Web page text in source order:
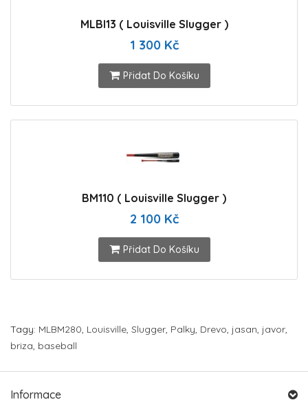
MLBI13 ( Louisville Slugger )
1 300 Kč
Přidat Do Košíku
BM110 ( Louisville Slugger )
2 100 Kč
Přidat Do Košíku
Tagy: MLBM280, Louisville, Slugger, Palky, Drevo, jasan, javor,
briza, baseball
Informace